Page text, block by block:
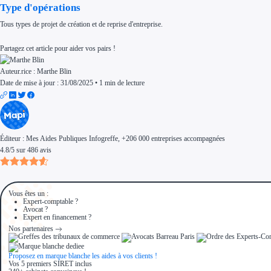
Type d'opérations
Tous types de projet de création et de reprise d'entreprise.
Partagez cet article pour aider vos pairs !
Auteur.rice : Marthe Blin
Date de mise à jour : 31/08/2025 • 1 min de lecture
Éditeur : Mes Aides Publiques Infogreffe , +206 000 entreprises accompagnées
4.8/5 sur 486 avis
Vous êtes un :
Expert-comptable ?
Avocat ?
Expert en financement ?
Nos partenaires
Proposez en marque blanche les aides à vos clients !
Vos 5 premiers SIRET inclus